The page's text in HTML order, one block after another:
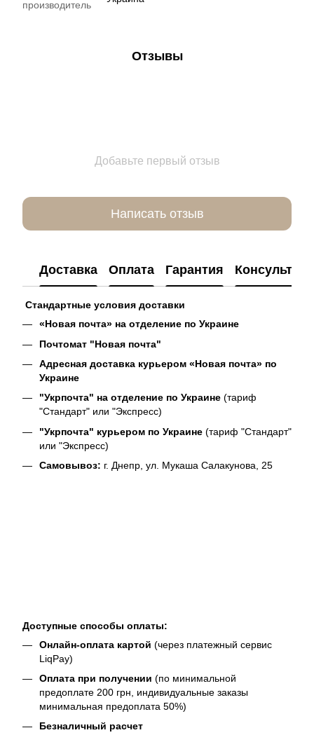
производитель
Отзывы
Добавьте первый отзыв
Написать отзыв
Доставка Оплата Гарантия
Стандартные условия доставки
«Новая почта» на отделение по Украине
Почтомат "Новая почта"
Адресная доставка курьером «Новая почта» по
Украине
"Укрпочта" на отделение по Украине (тариф
"Стандарт" или "Экспресс)
"Укрпочта" курьером по Украине (тариф "Стандарт"
или "Экспресс)
Самовывоз: г. Днепр, ул. Мукаша Салакунова, 25
Доступные способы оплаты:
Онлайн-оплата картой (через платежный сервис
LiqPay)
Оплата при получении (по минимальной
предоплате 200 грн, индивидуальные заказы
минимальная предоплата 50%)
Безналичный расчет